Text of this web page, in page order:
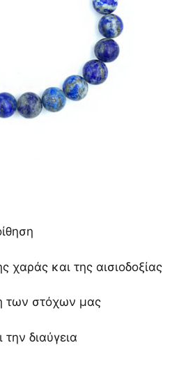
χαράς και της αισιοδοξίας
των στόχων μας
την διαύγεια